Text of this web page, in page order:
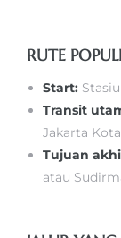
RUTE
Start:
Transit
Jakarta
Tujuan
atau